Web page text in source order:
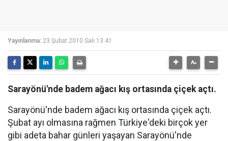
Yayınlanma: 23 Şubat 2010 Salı 13:41
Sarayönü'nde badem ağacı kış ortasında çiçek açtı.
Sarayönü'nde badem ağacı kış ortasında çiçek açtı.
Şubat ayı olmasına rağmen Türkiye'deki birçok yer
gibi adeta bahar günleri yaşayan Sarayönü'nde